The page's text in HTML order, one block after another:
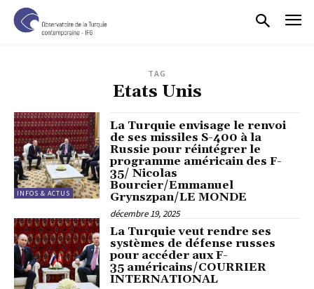
TAG
Etats Unis
INFOS & ACTUS
La Turquie envisage le renvoi
de ses missiles S-400 à la
Russie pour réintégrer le
programme américain des F-
35/ Nicolas
Bourcier/Emmanuel
Grynszpan/LE MONDE
décembre 19, 2025
La Turquie veut rendre ses
systèmes de défense russes
pour accéder aux F-
35 américains/COURRIER
INTERNATIONAL